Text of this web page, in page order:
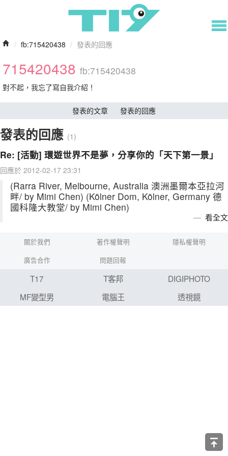
/ fb:715420438 / 發表的回應
715420438 fb:715420438
對不起，我忘了寫自我介紹！
發表的文章 發表的回應
發表的回應 (1)
Re: [活動] 環遊世界不是夢，分享你的「天下第一景」
回應於 2012-02-17 23:31
(Rarra River, Melbourne, Australia 澳洲墨爾本亞拉河
畔/ by Mimi Chen) (Kölner Dom, Kölner, Germany 德
國科隆大教堂/ by Mimi Chen)
看全文
關於我們 著作權聲明
隱私權聲明
廣告合作
問題回報
T17 T客邦
DIGIPHOTO
MF變型男
電腦王 透視鏡